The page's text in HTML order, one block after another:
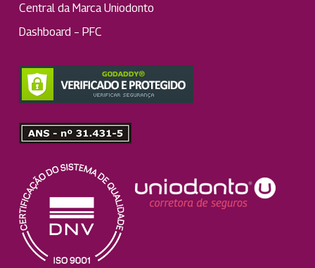
Central da Marca Uniodonto
Dashboard – PFC